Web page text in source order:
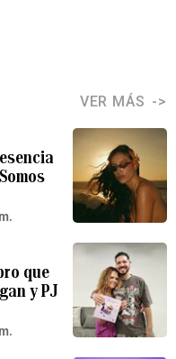
VER MÁS
que
y PJ